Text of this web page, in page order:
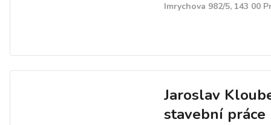
Imrychova 982/5, 143 00
Jaroslav
stavební práce